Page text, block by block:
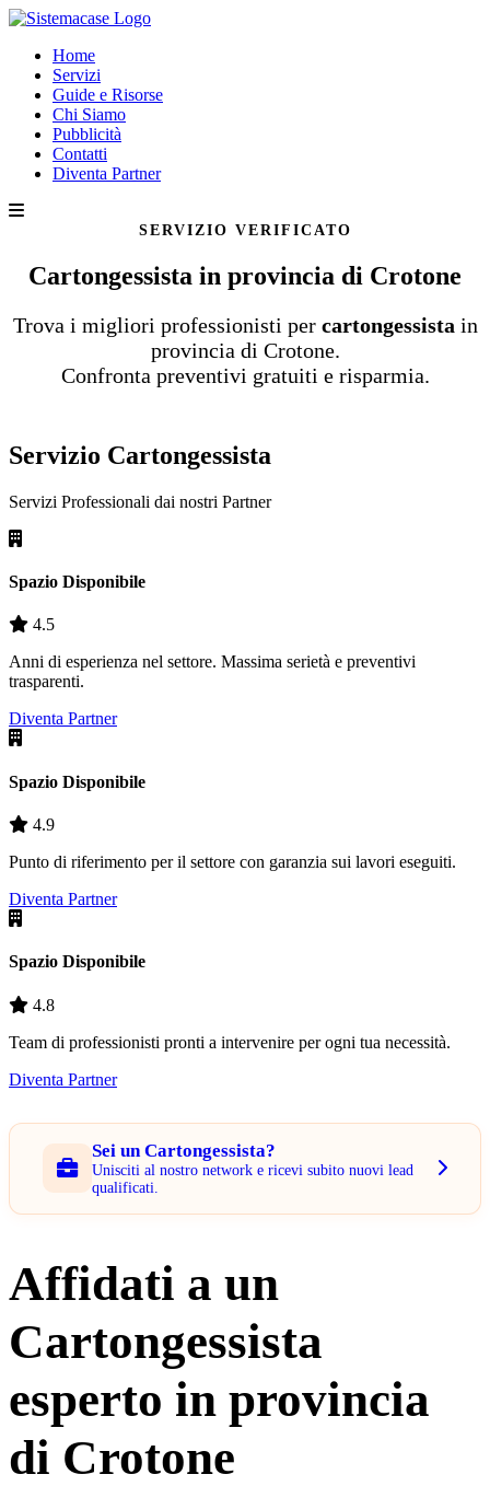
Home
Servizi
Guide e Risorse
Chi Siamo
Pubblicità
Contatti
Diventa Partner
SERVIZIO VERIFICATO
Cartongessista in provincia di Crotone
Trova i migliori professionisti per cartongessista in
provincia di Crotone.
Confronta preventivi gratuiti e risparmia.
Servizio Cartongessista
Servizi Professionali dai nostri Partner
Spazio Disponibile
4.5
Anni di esperienza nel settore. Massima serietà e preventivi
trasparenti.
Diventa Partner
Spazio Disponibile
4.9
Punto di riferimento per il settore con garanzia sui lavori eseguiti.
Diventa Partner
Spazio Disponibile
4.8
Team di professionisti pronti a intervenire per ogni tua necessità.
Diventa Partner
Sei un Cartongessista?
Unisciti al nostro network e ricevi subito nuovi lead
qualificati.
Affidati a un
Cartongessista
esperto in provincia
di Crotone